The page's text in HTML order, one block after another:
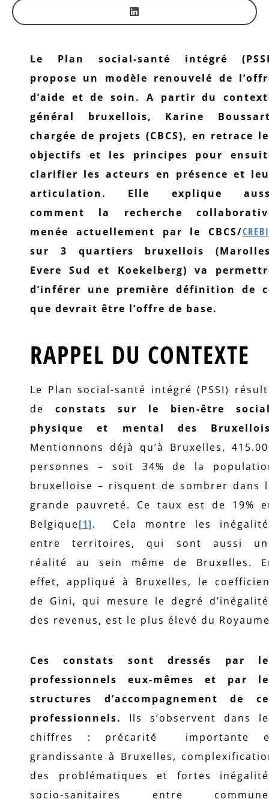
Le Plan social-santé intégré
propose un modèle renouvelé de
d’aide et de soin. A partir du
général bruxellois, Karine
chargée de projets (CBCS), en retrace
objectifs et les principes pour
clarifier les acteurs en présence et
articulation. Elle explique
comment la recherche
menée actuellement par le CBCS/
sur 3 quartiers bruxellois
Evere Sud et Koekelberg) va
d’inférer une première définition de
que devrait être l’offre de base.
RAPPEL DU CONTEXTE
Le Plan social-santé intégré (PSSI)
de constats sur le bien-être
physique et mental des
Mentionnons déjà qu’à Bruxelles,
personnes – soit 34% de la
bruxelloise – risquent de sombrer dans
grande pauvreté. Ce taux est de 19%
Belgique[1]. Cela montre les
entre territoires, qui sont aussi
réalité au sein même de Bruxelles.
effet, appliqué à Bruxelles, le
de Gini, qui mesure le degré
des revenus, est le plus élevé du
Ces constats sont dressés par
professionnels eux-mêmes et par
structures d’accompagnement de
professionnels.
Ils s’observent dans
chiffres : précarité importante
grandissante à Bruxelles,
des problématiques et fortes
socio-sanitaires entre